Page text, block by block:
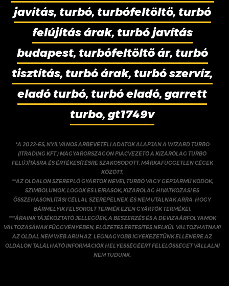
javítás, turbó, turbófeltöltő, turbó
felújítás árak, turbó javítás
budapest, turbófeltöltő ár, turbó
tisztítás, turbó árak, turbó szervíz,
eladó turbó, turbó eladó, garrett
turbo, gt1749v
*A 2022-ES, NYÍLVÁNOS ÁRBEVÉTELI ADATOK ALAPJÁN A WIZARD TURBO
(ITRADING KFT.) MAGYARORSZÁGON PIACVEZETŐ A KIZÁRÓLAG TURBÓ
FELÚJÍTÁSRA ÉS ÉRTÉKESÍTÉSRE SZAKOSODOTT, MÁRKAFÜGGETLEN CÉGEK
KÖZÖTT.
**AZ OLDALON SZEREPLŐ GYÁRTÓK NEVEI, TURBÓ VAGY GÉPJÁRMŰ KÓDOK,
SZIMBÓLUMOK, LOGÓK ÉS LEÍRÁSOK, KIZÁRÓLAG HIVATKOZÁSI ÉS
ÖSSZEHASONLÍTÁSI CÉLLAL SZEREPELNEK, ÉS NEM UTALNAK ARRA, HOGY
BÁRMELYIK FELSOROLT TERMÉK EZEN GYÁRTÓK TERMÉKEI.
***ÁRAINK TÁJÉKOZTATÓ JELLEGŰEK, A BESZERZÉS ÉS A DEVIZAÁRFOLYAMOK
VÁLTOZÁSÁNAK FÜGGVÉNYÉBEN, ELŐZETES ÉRTESÍTÉS NÉLKÜL VÁLTOZHATNAK!
AZ OLDAL NEM WEB ÁRUHÁZ. LEGNAGYOBB IGYEKEZETÜNK ELLENÉRE AZ
OLDALON TALÁLHATÓ INFORMÁCIÓK HELYESSÉGÉÉRT FELELŐSSÉGET VÁLLALNI
NEM TUDUNK.